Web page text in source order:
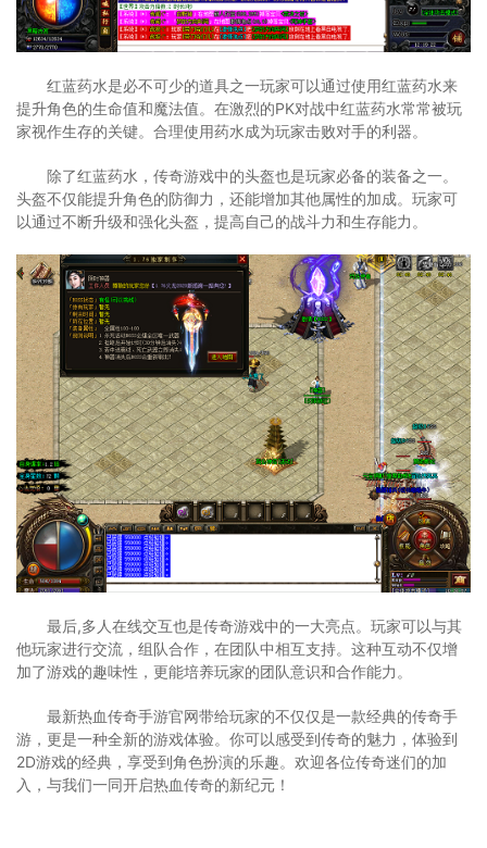
红蓝药水是必不可少的道具之一玩家可以通过使用红蓝药水来
提升角色的生命值和魔法值。在激烈的PK对战中红蓝药水常常被玩
家视作生存的关键。合理使用药水成为玩家击败对手的利器。
除了红蓝药水，传奇游戏中的头盔也是玩家必备的装备之一。
头盔不仅能提升角色的防御力，还能增加其他属性的加成。玩家可
以通过不断升级和强化头盔，提高自己的战斗力和生存能力。
最后,多人在线交互也是传奇游戏中的一大亮点。玩家可以与其
他玩家进行交流，组队合作，在团队中相互支持。这种互动不仅增
加了游戏的趣味性，更能培养玩家的团队意识和合作能力。
最新热血传奇手游官网带给玩家的不仅仅是一款经典的传奇手
游，更是一种全新的游戏体验。你可以感受到传奇的魅力，体验到
2D游戏的经典，享受到角色扮演的乐趣。欢迎各位传奇迷们的加
入，与我们一同开启热血传奇的新纪元！